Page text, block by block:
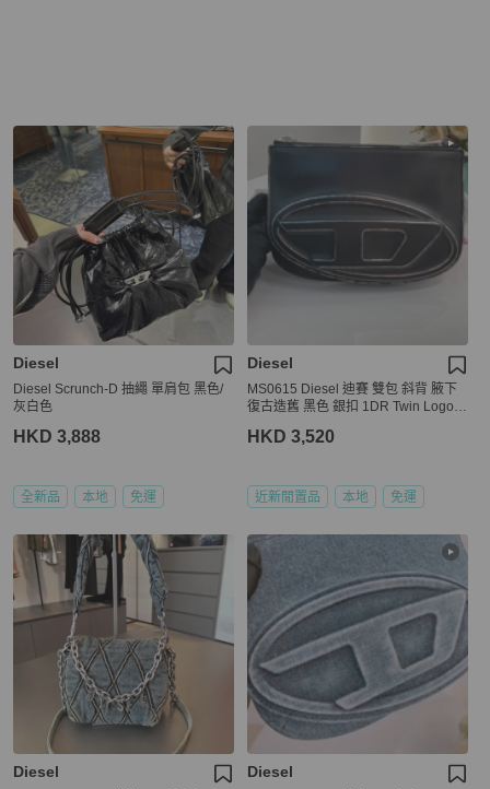
Diesel
Diesel Scrunch-D 抽繩 單肩包 黑色/
灰白色
HKD 3,888
全新品 本地 免運
Diesel
MS0615 Diesel 迪賽 雙包 斜背 腋下
復古造舊 黑色 銀扣 1DR Twin Logo C
HKD 3,520
近新閒置品 本地 免運
Diesel Diesel